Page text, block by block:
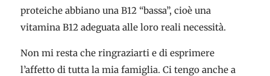
proteiche abbiano una B12 “bassa”, cioè una
vitamina B12 adeguata alle loro reali necessità.
Non mi resta che ringraziarti e di esprimere
l’affetto di tutta la mia famiglia. Ci tengo anche a